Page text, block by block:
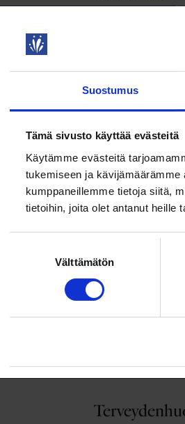
Suostumus
Tämä sivusto käyttää evästeitä
Käytämme evästeitä
tukemiseen ja
kumppaneillemme tietoja siitä,
tietoihin, joita olet antanut heille
Välttämätön
11.2.2021
järjestelmien
Tietokatko
Tykslabin
tietoturvariskinä
voivat
paikkoihin, tai
11.2.2021
Herkkä
muusta